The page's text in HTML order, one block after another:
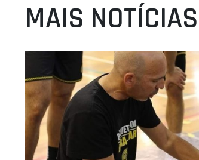
MAIS NOTÍCIAS